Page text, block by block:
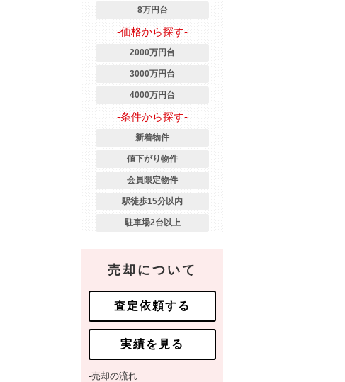
8万円台
-価格から探す-
2000万円台
3000万円台
4000万円台
-条件から探す-
新着物件
値下がり物件
会員限定物件
駅徒歩15分以内
駐車場2台以上
売却について
査定依頼する
実績を見る
-売却の流れ